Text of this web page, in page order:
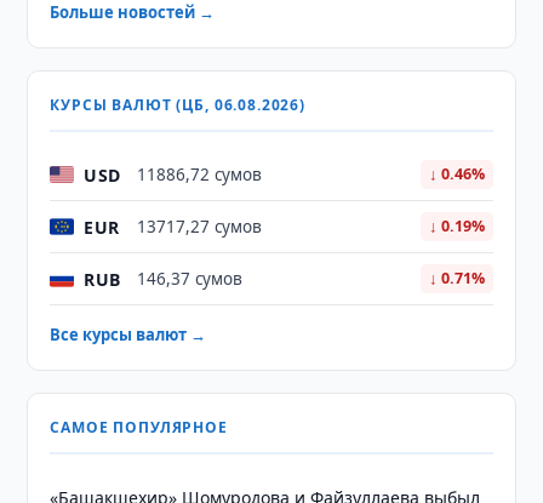
Больше новостей →
КУРСЫ ВАЛЮТ (ЦБ, 06.08.2026)
USD 11886,72 сумов ↓ 0.46%
EUR 13717,27 сумов ↓ 0.19%
RUB 146,37 сумов ↓ 0.71%
Все курсы валют →
САМОЕ ПОПУЛЯРНОЕ
«Башакшехир» Шомуродова и Файзуллаева выбыл